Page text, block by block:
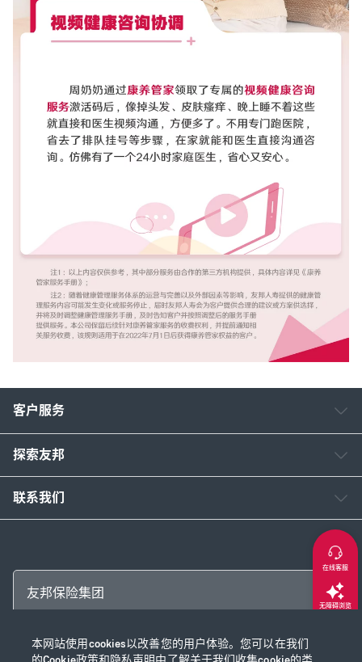
本网站使用cookies以改善您的用户体验。您可以在我们
客户服务
探索友邦
联系我们
友邦保险集团
Copyright © 2026 友邦保险控股有限公司及其附属公司
在线客服
无障碍浏览